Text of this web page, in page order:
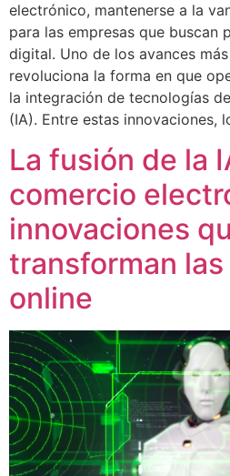
electrónico, mantenerse a la
para las empresas que buscan
digital. Uno de los avances
revoluciona la forma en que
la integración de tecnologías
(IA). Entre estas innovaciones,
La fusión de la
comercio
innovaciones
transforman
online